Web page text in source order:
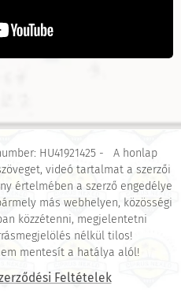
HU41921425 - A honlap
videó tartalmat a szerzői
értelmében a szerző engedélye
más webhelyen, közösségi
közzétenni, megjelentetni
nélkül tilos!
mentesít a hatálya alól!
Feltételek